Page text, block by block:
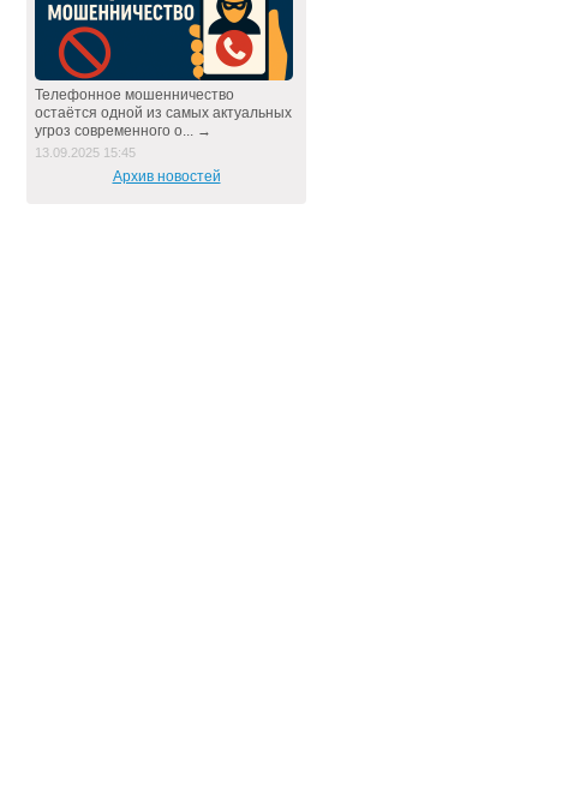
Телефонное мошенничество
остаётся одной из самых актуальных
угроз современного о... →
13.09.2025 15:45
Архив новостей